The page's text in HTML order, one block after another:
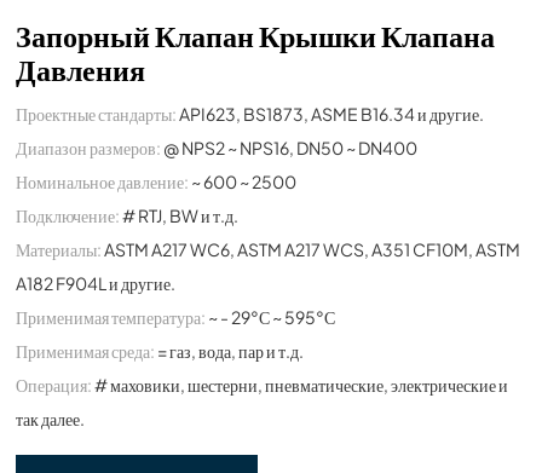
Запорный Клапан Крышки Клапана
Давления
Проектные стандарты: API623, BS1873, ASME B16.34 и другие.
Диапазон размеров: @ NPS2 ~ NPS16, DN50 ~ DN400
Номинальное давление: ~ 600 ~ 2500
Подключение:# RTJ, BW и т.д.
Материалы: ASTM A217 WC6, ASTM A217 WCS, A351 CF10M, ASTM
A182 F904L и другие.
Применимая температура: ~ - 29°С ~ 595°С
Применимая среда: = газ, вода, пар и т.д.
Операция:# маховики, шестерни, пневматические, электрические и
так далее.